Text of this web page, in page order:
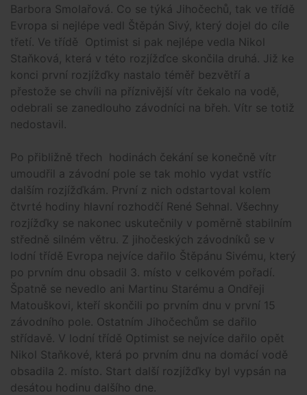
Barbora Smolařová. Co se týká Jihočechů, tak ve třídě
Evropa si nejlépe vedl Štěpán Sivý, který dojel do cíle
třetí. Ve třídě Optimist si pak nejlépe vedla Nikol
Staňková, která v této rozjížďce skončila druhá. Již ke
konci první rozjížďky nastalo téměř bezvětří a
přestože se chvíli na příznivější vítr čekalo na vodě,
odebrali se zanedlouho závodníci na břeh. Vítr se totiž
nedostavil.
Po přibližně třech hodinách čekání se konečně vítr
umoudřil a závodní pole se tak mohlo vydat vstříc
dalším rozjížďkám. První z nich odstartoval kolem
čtvrté hodiny hlavní rozhodčí René Sehnal. Všechny
rozjížďky se nakonec uskutečnily v poměrně stabilním
středně silném větru. Z jihočeských závodníků se v
lodní třídě Evropa nejvíce dařilo Štěpánu Sivému, který
po prvním dnu obsadil 3. místo v celkovém pořadí.
Špatně se nevedlo ani Martinu Starému a Ondřeji
Matouškovi, kteří skončili po prvním dnu v první 15
závodního pole. Ostatním Jihočechům se dařilo
střídavě. V lodní třídě Optimist se nejvíce dařilo opět
Nikol Staňkové, která po prvním dnu na domácí vodě
obsadila 2. místo. Start další rozjížďky byl vypsán na
desátou hodinu dalšího dne.